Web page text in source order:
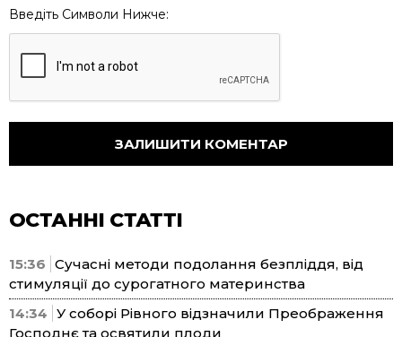
Введіть Символи Нижче:
ОСТАННІ СТАТТІ
15:36 Сучасні методи подолання безпліддя, від
стимуляції до сурогатного материнства
14:34 У соборі Рівного відзначили Преображення
Господнє та освятили плоди